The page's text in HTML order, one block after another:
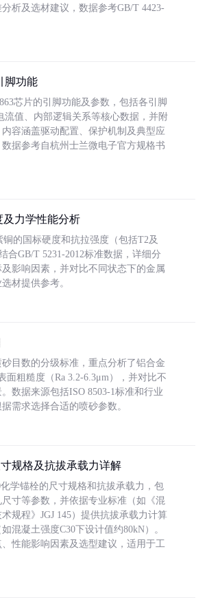
析及选材建议，数据参考GB/T 4423-
脚功能
芯片的引脚功能及参数，包括各引脚
流值、内部逻辑关系等核心数据，并附
容涵盖驱动配置、保护机制及典型应
据参考自杭州士兰微电子官方规格书
及力学性能分析
的国标硬度和抗拉强度（包括T2及
合GB/T 5231-2012标准数据，详细分
影响因素，并对比不同状态下的金属
材提供参考。
目数的分级标准，重点分析了铝合金
面粗糙度（Ra 3.2-6.3μm），并对比不
数据来源包括ISO 8503-1标准和行业
需求选择合适的喷砂参数。
规格及抗拔承载力详解
学锚栓的尺寸规格和抗拔承载力，包
寸等参数，并依据专业标准（如《混
规程》JGJ 145）提供抗拔承载力计算
混凝土强度C30下设计值约80kN）。
性能影响因素及选型建议，适用于工